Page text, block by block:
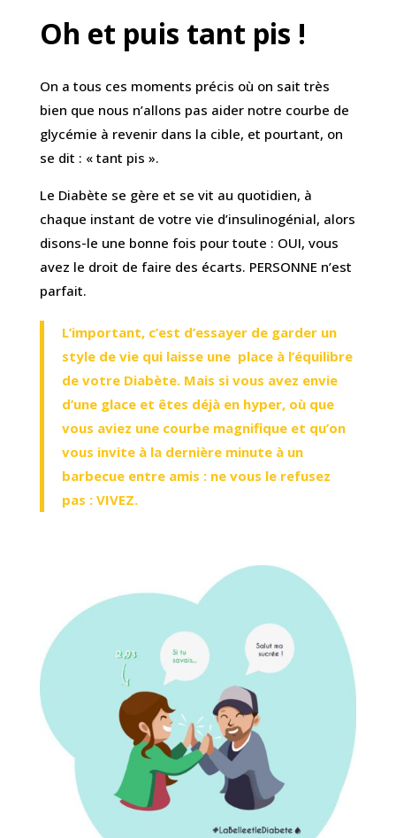
Oh et puis tant pis !
On a tous ces moments précis où on sait très
bien que nous n’allons pas aider notre courbe de
glycémie à revenir dans la cible, et pourtant, on
se dit : « tant pis ».
Le Diabète se gère et se vit au quotidien, à
chaque instant de votre vie d’insulinogénial, alors
disons-le une bonne fois pour toute : OUI, vous
avez le droit de faire des écarts. PERSONNE n’est
parfait.
L’important, c’est d’essayer de garder un
style de vie qui laisse une place à l’équilibre
de votre Diabète. Mais si vous avez envie
d’une glace et êtes déjà en hyper, où que
vous aviez une courbe magnifique et qu’on
vous invite à la dernière minute à un
barbecue entre amis : ne vous le refusez
pas : VIVEZ.